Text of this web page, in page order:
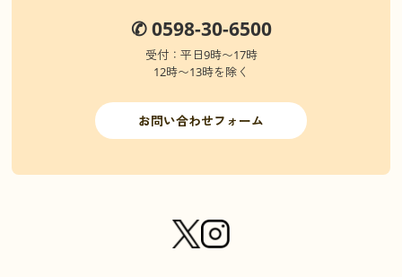
✆ 0598-30-6500
受付：平日9時〜17時
12時〜13時を除く
お問い合わせフォーム